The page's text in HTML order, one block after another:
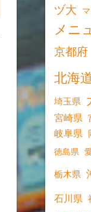
ヅ大
メニ
京都府
北海
埼玉県
宮崎県
岐阜県
徳島県
栃木県
石川県